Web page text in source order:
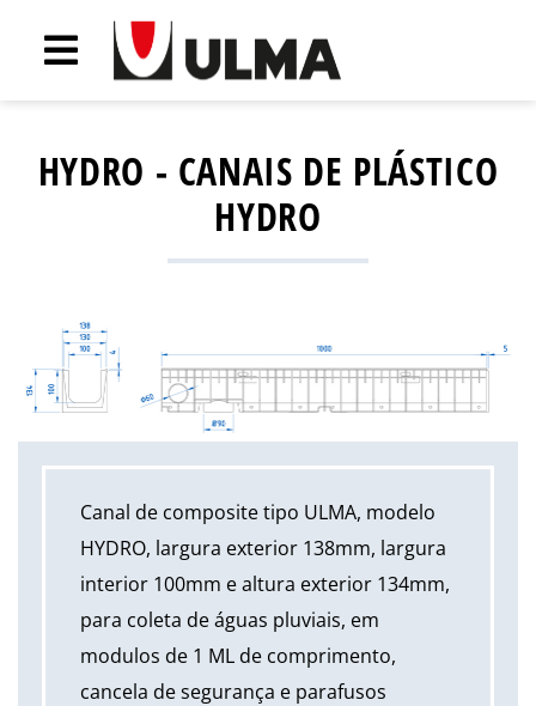
HYDRO - CANAIS DE PLÁSTICO
HYDRO
Canal de composite tipo ULMA, modelo
HYDRO, largura exterior 138mm, largura
interior 100mm e altura exterior 134mm,
para coleta de águas pluviais, em
modulos de 1 ML de comprimento,
cancela de segurança e parafusos